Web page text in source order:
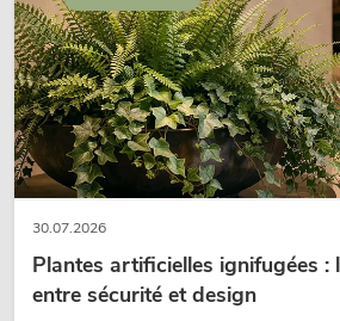
30.07.2026
Plantes artificielles ignifugées :
entre sécurité et design